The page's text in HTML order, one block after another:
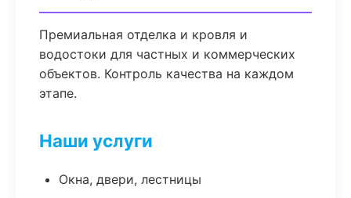
Премиальная отделка и кровля и
водостоки для частных и коммерческих
объектов. Контроль качества на каждом
этапе.
Наши услуги
Окна, двери, лестницы